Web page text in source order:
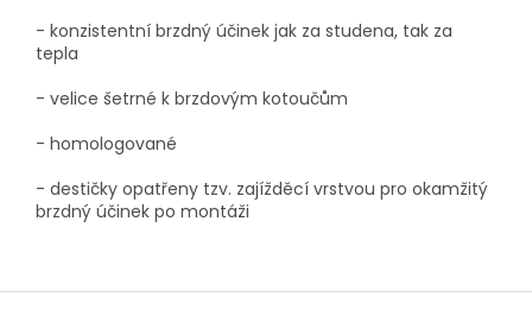
- konzistentní brzdný účinek jak za studena, tak za
tepla
- velice šetrné k brzdovým kotoučům
- homologované
- destičky opatřeny tzv. zajížděcí vrstvou pro okamžitý
brzdný účinek po montáži
Z